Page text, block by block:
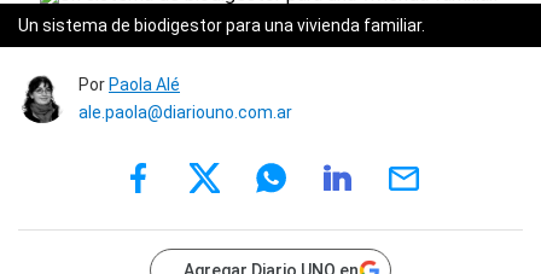
Un sistema de biodigestor para una vivienda familiar.
Por Paola Alé
ale.paola@diariouno.com.ar